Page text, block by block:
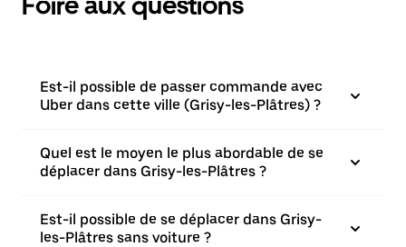
Est-il possible de passer commande avec
Uber dans cette ville (Grisy-les-Plâtres) ?
Quel est le moyen le plus abordable de se
déplacer dans Grisy-les-Plâtres ?
Est-il possible de se déplacer dans Grisy-
les-Plâtres sans voiture ?